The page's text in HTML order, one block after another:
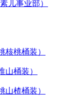
儿事业部）
核桃桶装）
山桶装）
山楂桶装）